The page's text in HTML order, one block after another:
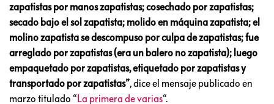
zapatistas por manos zapatistas; cosechado por zapatistas;
secado bajo el sol zapatista; molido en máquina zapatista; el
molino zapatista se descompuso por culpa de zapatistas; fue
arreglado por zapatistas (era un balero no zapatista); luego
empaquetado por zapatistas, etiquetado por zapatistas y
transportado por zapatistas”, dice el mensaje publicado en
marzo titulado “ La primera de varias“.